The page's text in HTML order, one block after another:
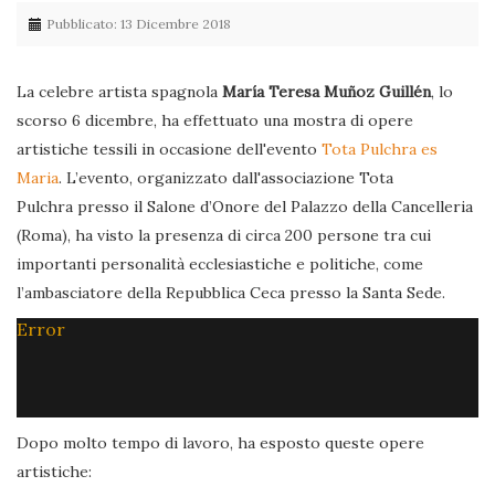
Pubblicato: 13 Dicembre 2018
La celebre artista spagnola María Teresa Muñoz Guillén, lo
scorso 6 dicembre, ha effettuato una mostra di opere
artistiche tessili in occasione dell'evento Tota Pulchra es
Maria. L’evento, organizzato dall'associazione Tota
Pulchra presso il Salone d’Onore del Palazzo della Cancelleria
(Roma), ha visto la presenza di circa 200 persone tra cui
importanti personalità ecclesiastiche e politiche, come
l’ambasciatore della Repubblica Ceca presso la Santa Sede.
Error
Dopo molto tempo di lavoro, ha esposto queste opere
artistiche: